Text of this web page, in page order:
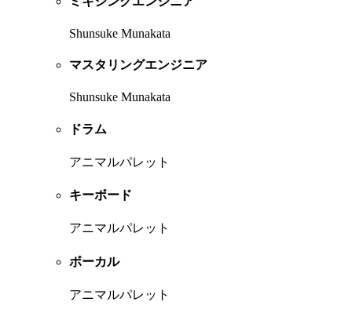
Shunsuke Munakata
マスタリングエンジニア
Shunsuke Munakata
ドラム
アニマルパレット
キーボード
アニマルパレット
ボーカル
アニマルパレット